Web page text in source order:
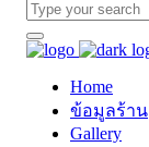
Home
ข้อมูลร้าน
Gallery